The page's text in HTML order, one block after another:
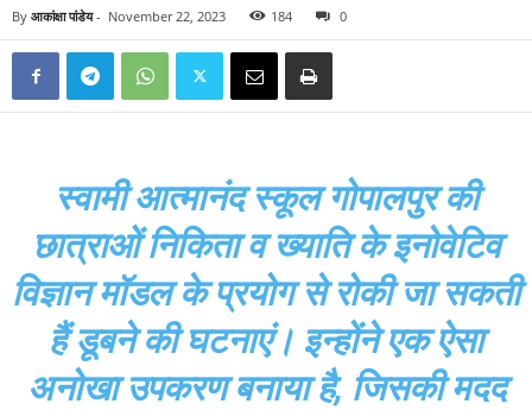
By आकांक्षा पांडेय- November 22, 2023 184 0
स्वामी आत्मानंद स्कूल गोपालपुर की
छात्राओं निकिता व ख्याति के इनोवेटिव
विज्ञान मॉडल के प्रयोग से रोकी जा सकती
हैं डूबने की घटनाएं। इन्होंने एक ऐसा
अनोखा उपकरण बनाया है, जिसकी मदद